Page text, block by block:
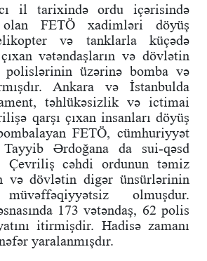
il tarixində ordu içərisində
olan FETÖ xadimləri döyüş
və tanklarla küçədə
vətəndaşların və dövlətin
üzərinə bomba və
Ankara və İstanbulda
təhlükəsizlik və ictimai
qarşı çıxan insanları döyüş
FETÖ, cümhuriyyət
Tayyib Ərdoğana da sui-qəsd
Çevriliş cəhdi ordunun təmiz
və dövlətin digər ünsürlərinin
olmuşdur.
173 vətəndaş, 62 polis
itirmişdir. Hadisə zamanı
yaralanmışdır.